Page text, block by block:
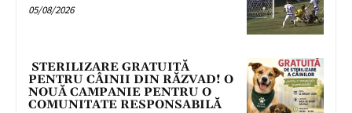
05/08/2026
STERILIZARE GRATUITĂ
PENTRU CÂINII DIN RĂZVAD! O
NOUĂ CAMPANIE PENTRU O
COMUNITATE RESPONSABILĂ